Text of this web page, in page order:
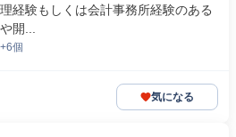
経験もしくは会計事務所経験のある
開...
+6個
気になる